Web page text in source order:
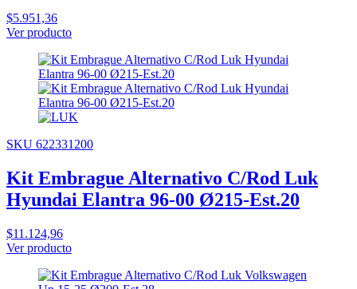
$5.951,36
Ver producto
SKU 622331200
Kit Embrague Alternativo C/Rod Luk
Hyundai Elantra 96-00 Ø215-Est.20
$11.124,96
Ver producto